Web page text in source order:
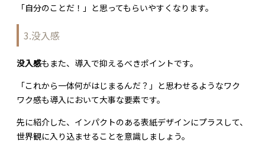
「自分のことだ！」と思ってもらいやすくなります。
3.没入感
没入感もまた、導入で抑えるべきポイントです。
「これから一体何がはじまるんだ？」と思わせるようなワク
ワク感も導入において大事な要素です。
先に紹介した、インパクトのある表紙デザインにプラスして、
世界観に入り込ませることを意識しましょう。